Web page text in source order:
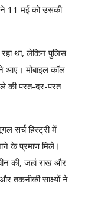
ने 11 मई को उसकी
था, लेकिन पुलिस
आए। मोबाइल कॉल
की परत-दर-परत
सर्च हिस्ट्री में
के प्रमाण मिले।
की, जहां राख और
तकनीकी साक्ष्यों ने